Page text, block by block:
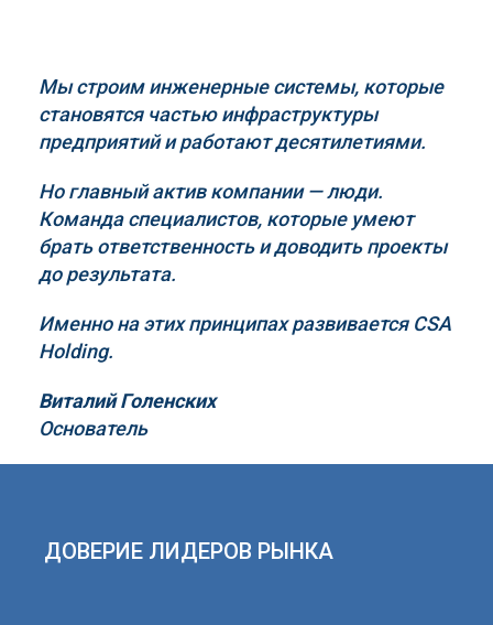
Мы строим инженерные системы, которые
становятся частью инфраструктуры
предприятий и работают десятилетиями.
Но главный актив компании — люди.
Команда специалистов, которые умеют
брать ответственность и доводить проекты
до результата.
Именно на этих принципах развивается CSA
Holding.
Виталий Голенских
Основатель
ДОВЕРИЕ ЛИДЕРОВ РЫНКА